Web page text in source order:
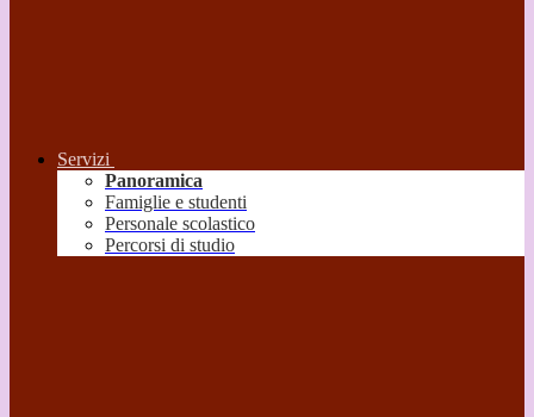
Servizi
Panoramica
Famiglie e studenti
Personale scolastico
Percorsi di studio